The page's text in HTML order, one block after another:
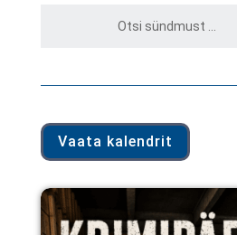
Vaata kalendrit